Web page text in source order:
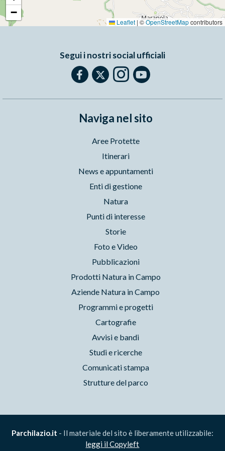
−
Leaflet | ©OpenStreetMapcontributors
Segui i nostri social ufficiali
Naviga nel sito
Aree Protette
Itinerari
News e appuntamenti
Enti di gestione
Natura
Punti di interesse
Storie
Foto e Video
Pubblicazioni
Prodotti Natura in Campo
Aziende Natura in Campo
Programmi e progetti
Cartografie
Avvisi e bandi
Studi e ricerche
Comunicati stampa
Strutture del parco
Parchilazio.it - Il materiale del sito è liberamente utilizzabile:
leggi il Copyleft